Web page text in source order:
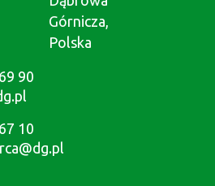
Górnicza,
Polska
90
10